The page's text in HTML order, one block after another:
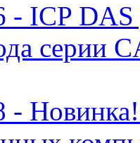
- ICP DAS
серии
-